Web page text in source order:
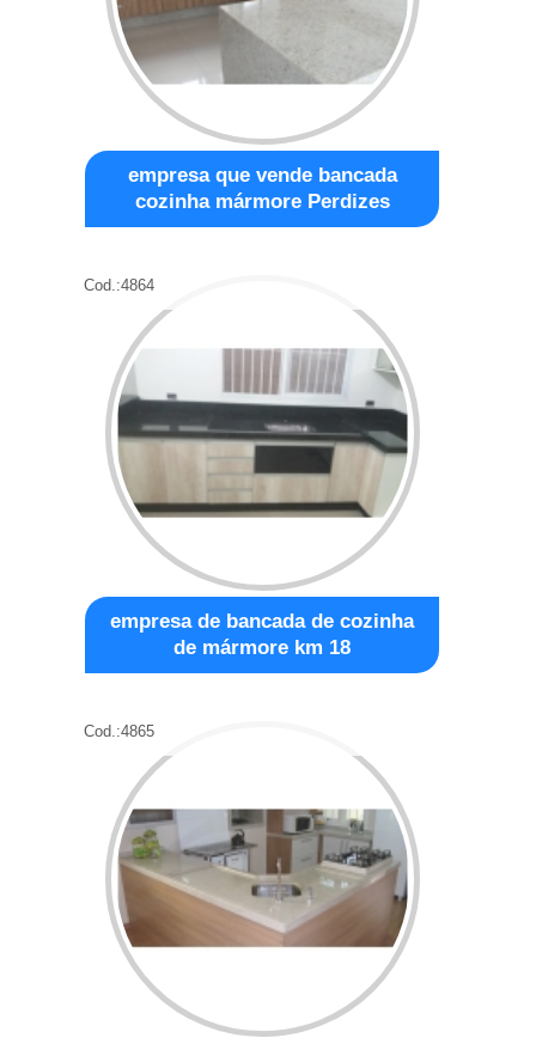
empresa que vende bancada
cozinha mármore Perdizes
Cod.:4864
empresa de bancada de cozinha
de mármore km 18
Cod.:4865